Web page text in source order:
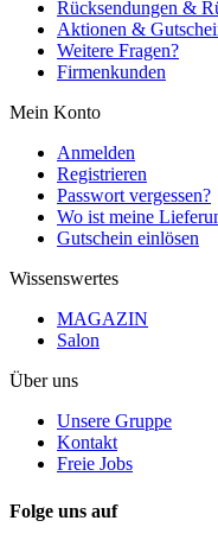
Rücksendungen &
Aktionen &
Weitere Fragen?
Firmenkunden
Mein Konto
Anmelden
Registrieren
Passwort vergessen?
Wo ist meine
Gutschein einlösen
Wissenswertes
MAGAZIN
Salon
Über uns
Unsere Gruppe
Kontakt
Freie Jobs
Folge uns auf